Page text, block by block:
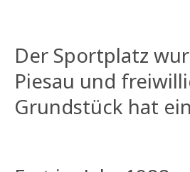
Der Sportplatz
Piesau und
Grundstück hat